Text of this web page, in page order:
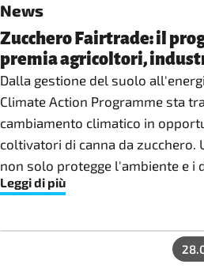
News
Zucchero Fairtrade: il
premia agricoltori,
Dalla gestione del suolo
Climate Action Programme sta
cambiamento climatico in
coltivatori di canna da zucchero.
non solo protegge l'ambiente e i
aiuta le aziende a soddisfare i
Leggi di più